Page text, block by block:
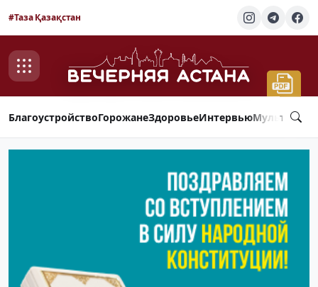
#Таза Қазақстан
БлагоустройствоГорожанеЗдоровьеИнтервью